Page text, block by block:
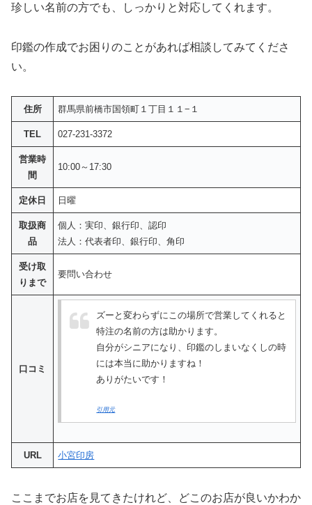
珍しい名前の方でも、しっかりと対応してくれます。
印鑑の作成でお困りのことがあれば相談してみてくださ
い。
住所 群馬県前橋市国領町１丁目１１−１
TEL 027-231-3372
営業時
間
10:00～17:30
定休日 日曜
取扱商
品
個人：実印、銀行印、認印
法人：代表者印、銀行印、角印
受け取
りまで
要問い合わせ
口コミ
ズーと変わらずにこの場所で営業してくれると
特注の名前の方は助かります。
自分がシニアになり、印鑑のしまいなくしの時
には本当に助かりますね！
ありがたいです！
引用元
URL 小宮印房
ここまでお店を見てきたけれど、どこのお店が良いかわか